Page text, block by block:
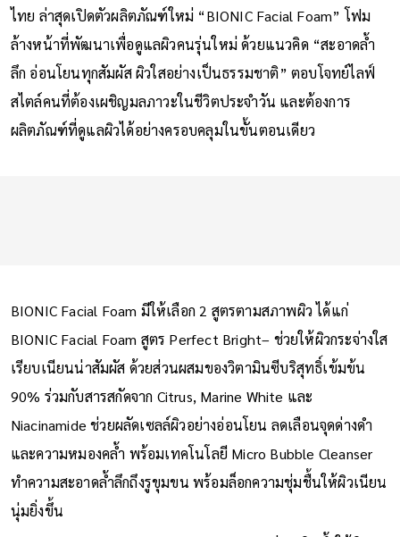
ไทย ล่าสุดเปิดตัวผลิตภัณฑ์ใหม่ “BIONIC Facial Foam” โฟม
ล้างหน้าที่พัฒนาเพื่อดูแลผิวคนรุ่นใหม่ ด้วยแนวคิด “สะอาดล้ำ
ลึก อ่อนโยนทุกสัมผัส ผิวใสอย่างเป็นธรรมชาติ” ตอบโจทย์ไลฟ์
สไตล์คนที่ต้องเผชิญมลภาวะในชีวิตประจำวัน และต้องการ
ผลิตภัณฑ์ที่ดูแลผิวได้อย่างครอบคลุมในขั้นตอนเดียว
BIONIC Facial Foam มีให้เลือก 2 สูตรตามสภาพผิว ได้แก่
BIONIC Facial Foam สูตร Perfect Bright– ช่วยให้ผิวกระจ่างใส
เรียบเนียนน่าสัมผัส ด้วยส่วนผสมของวิตามินซีบริสุทธิ์เข้มข้น
90% ร่วมกับสารสกัดจาก Citrus, Marine White และ
Niacinamide ช่วยผลัดเซลล์ผิวอย่างอ่อนโยน ลดเลือนจุดด่างดำ
และความหมองคล้ำ พร้อมเทคโนโลยี Micro Bubble Cleanser
ทำความสะอาดล้ำลึกถึงรูขุมขน พร้อมล็อกความชุ่มชื้นให้ผิวเนียน
นุ่มยิ่งขึ้น